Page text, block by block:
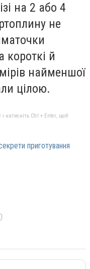
на 2 або 4
не
короткі й
найменшої
цілою.
натисніть Ctrl + Enter, щоб
приготування